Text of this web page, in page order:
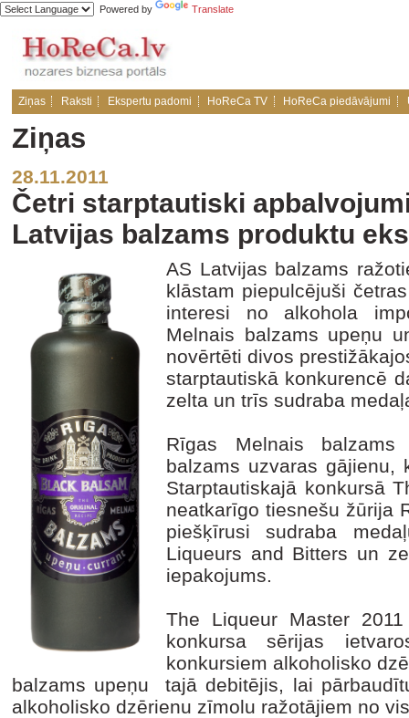
Powered by Translate
Ziņas Raksti Ekspertu padomi HoReCa TV HoReCa piedāvājumi
Ziņas
28.11.2011
Četri starptautiski
Latvijas balzams produktu
AS Latvijas balzams
klāstam piepulcējuši
interesi no alkohola
Melnais balzams upeņu
novērtēti divos
starptautiskā konkurencē
zelta un trīs sudraba
Rīgas Melnais
balzams uzvaras gājienu,
Starptautiskajā konkursā
neatkarīgo tiesnešu žūrija
piešķīrusi sudraba
Liqueurs and Bitters un
iepakojums.
The Liqueur Master
konkursa sērijas
konkursiem alkoholisko
balzams upeņu tajā debitējis, lai
alkoholisko dzērienu zīmolu ražotājiem no